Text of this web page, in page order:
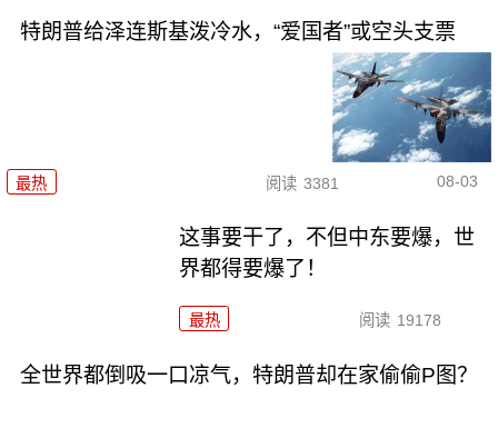
特朗普给泽连斯基泼冷水，“爱国者”或空头支票
最热 阅读 3381 08-03
这事要干了，不但中东要爆，世
界都得要爆了！
最热 阅读 19178
全世界都倒吸一口凉气，特朗普却在家偷偷P图？